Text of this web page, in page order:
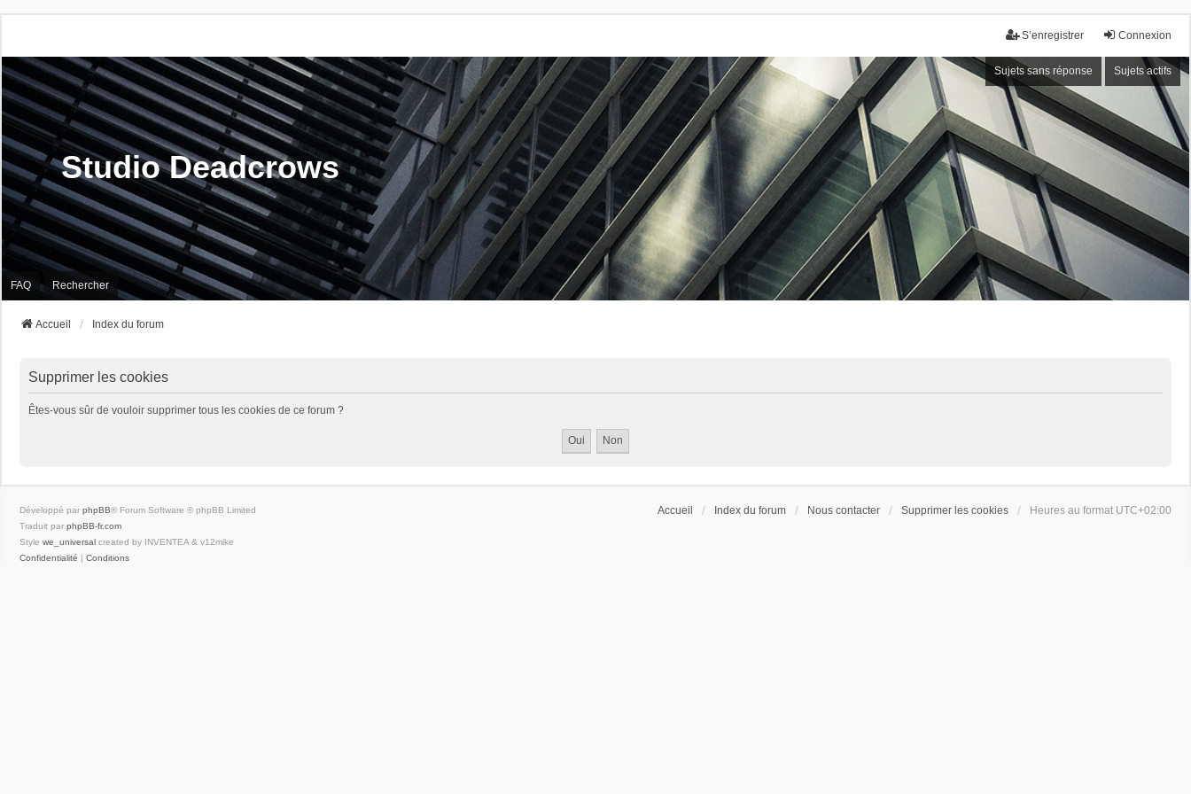
Connexion
S’enregistrer
Sujets sans réponse Sujets actifs
Studio Deadcrows
FAQ Rechercher
Accueil Index du forum
Supprimer les cookies
Êtes-vous sûr de vouloir supprimer tous les cookies de ce forum ?
Accueil Index du forum Nous contacter Supprimer les cookies Heures au format UTC+02:00
Développé par phpBB® Forum Software © phpBB Limited
Traduit par phpBB-fr.com
Style we_universal created by INVENTEA & v12mike
Confidentialité | Conditions